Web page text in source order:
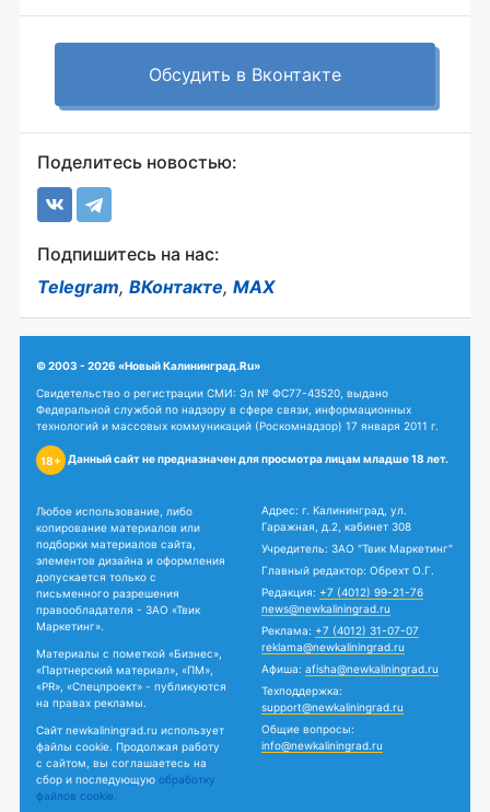
Обсудить в Вконтакте
Поделитесь новостью:
Подпишитесь на нас:
Telegram, ВКонтакте, MAX
© 2003 - 2026 «Новый Калининград.Ru»
Свидетельство о регистрации СМИ: Эл № ФС77-43520, выдано
Федеральной службой по надзору в сфере связи, информационных
технологий и массовых коммуникаций (Роскомнадзор) 17 января 2011 г.
18+ Данный сайт не предназначен для просмотра лицам младше 18 лет.
Любое использование, либо
копирование материалов или
подборки материалов сайта,
элементов дизайна и оформления
допускается только с
письменного разрешения
правообладателя - ЗАО «Твик
Маркетинг».
Материалы с пометкой «Бизнес»,
«Партнерский материал», «ПМ»,
«PR», «Спецпроект» - публикуются
на правах рекламы.
Сайт newkaliningrad.ru использует
файлы cookie. Продолжая работу
с сайтом, вы соглашаетесь на
сбор и последующую обработку
файлов cookie.
Адрес: г. Калининград, ул.
Гаражная, д.2, кабинет 308
Учредитель: ЗАО "Твик Маркетинг"
Главный редактор: Обрехт О.Г.
Редакция: +7 (4012) 99-21-76
news@newkaliningrad.ru
Реклама: +7 (4012) 31-07-07
reklama@newkaliningrad.ru
Афиша: afisha@newkaliningrad.ru
Техподдержка:
support@newkaliningrad.ru
Общие вопросы:
info@newkaliningrad.ru